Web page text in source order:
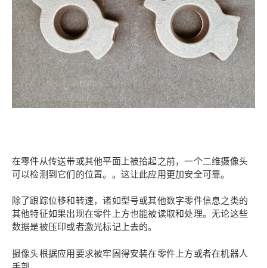
在零件从传送带或其他平面上被拾起之前，一个二维摄像头
可以检测到它们的位置。。这让此应用更加安全可靠。
除了跟踪位移和转速，诸如型号或其他数字零件信息之类的
其他特征如果出现在零件上方也能被读取和处理。无论这些
数据是被压印或者激光标记上去的。
摄像头根据应用要求被牢固得安装在零件上方或者在机器人